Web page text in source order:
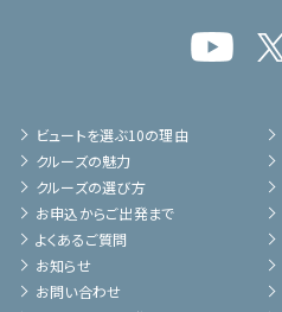
ビュートを選ぶ10の理由
クルーズの魅力
クルーズの選び方
お申込からご出発まで
よくあるご質問
お知らせ
お問い合わせ